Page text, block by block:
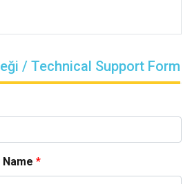
/ Technical Support Form
Name *